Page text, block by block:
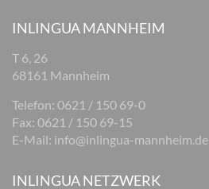
INLINGUA MANNHEIM
T 6, 26
68161 Mannheim
Telefon: 0621 / 150 69-0
Fax: 0621 / 150 69-15
E-Mail: info@inlingua-mannheim.de
INLINGUA NETZWERK